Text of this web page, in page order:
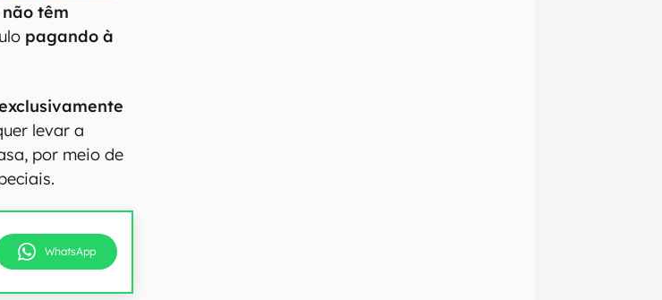
não têm
pagando à
levar a
por meio de
WhatsApp